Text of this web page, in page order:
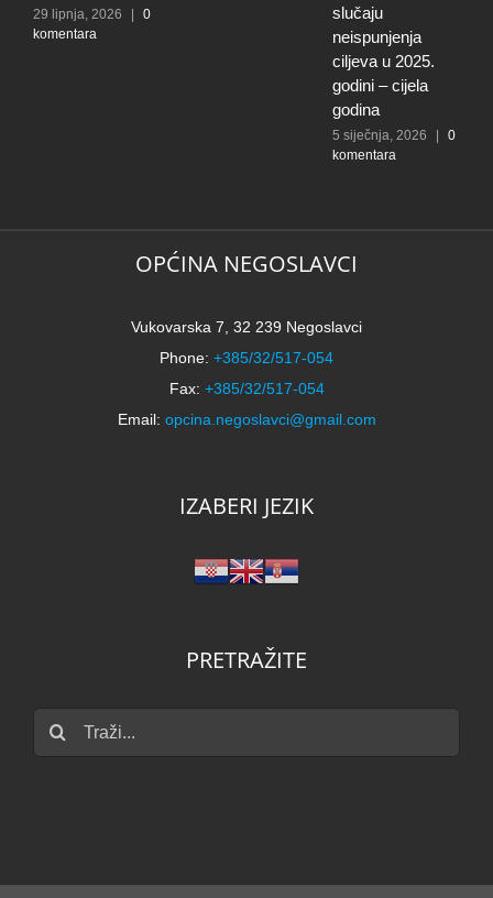
29 lipnja, 2026
0
komentara
slučaju
neispunjenja
ciljeva u 2025.
godini – cijela
godina
5 siječnja, 2026
0
komentara
OPĆINA NEGOSLAVCI
Vukovarska 7, 32 239 Negoslavci
Phone: +385/32/517-054
Fax: +385/32/517-054
Email: opcina.negoslavci@gmail.com
IZABERI JEZIK
PRETRAŽITE
Traži...